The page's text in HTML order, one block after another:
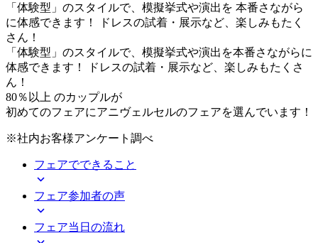
「体験型」のスタイルで、模擬挙式や演出を 本番さながら
に体感できます！ ドレスの試着・展示など、楽しみもたく
さん！
「体験型」のスタイルで、模擬挙式や演出を本番さながらに
体感できます！ ドレスの試着・展示など、楽しみもたくさ
ん！
80％以上 のカップルが
初めてのフェアにアニヴェルセルのフェアを選んでいます！
※社内お客様アンケート調べ
フェアでできること
フェア参加者の声
フェア当日の流れ